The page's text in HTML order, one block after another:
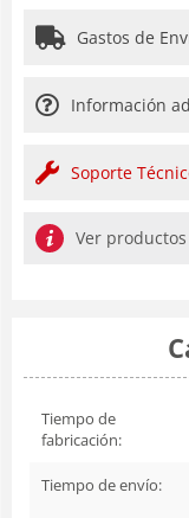
Gastos de
Información
Soporte
Ver
Tiempo de
fabricación:
Tiempo de envío: